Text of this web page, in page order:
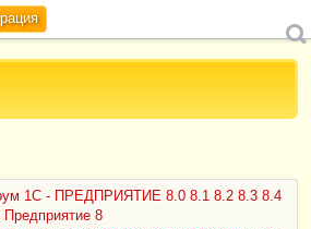
1С - ПРЕДПРИЯТИЕ 8.0 8.1 8.2 8.3 8.4
Предприятие 8